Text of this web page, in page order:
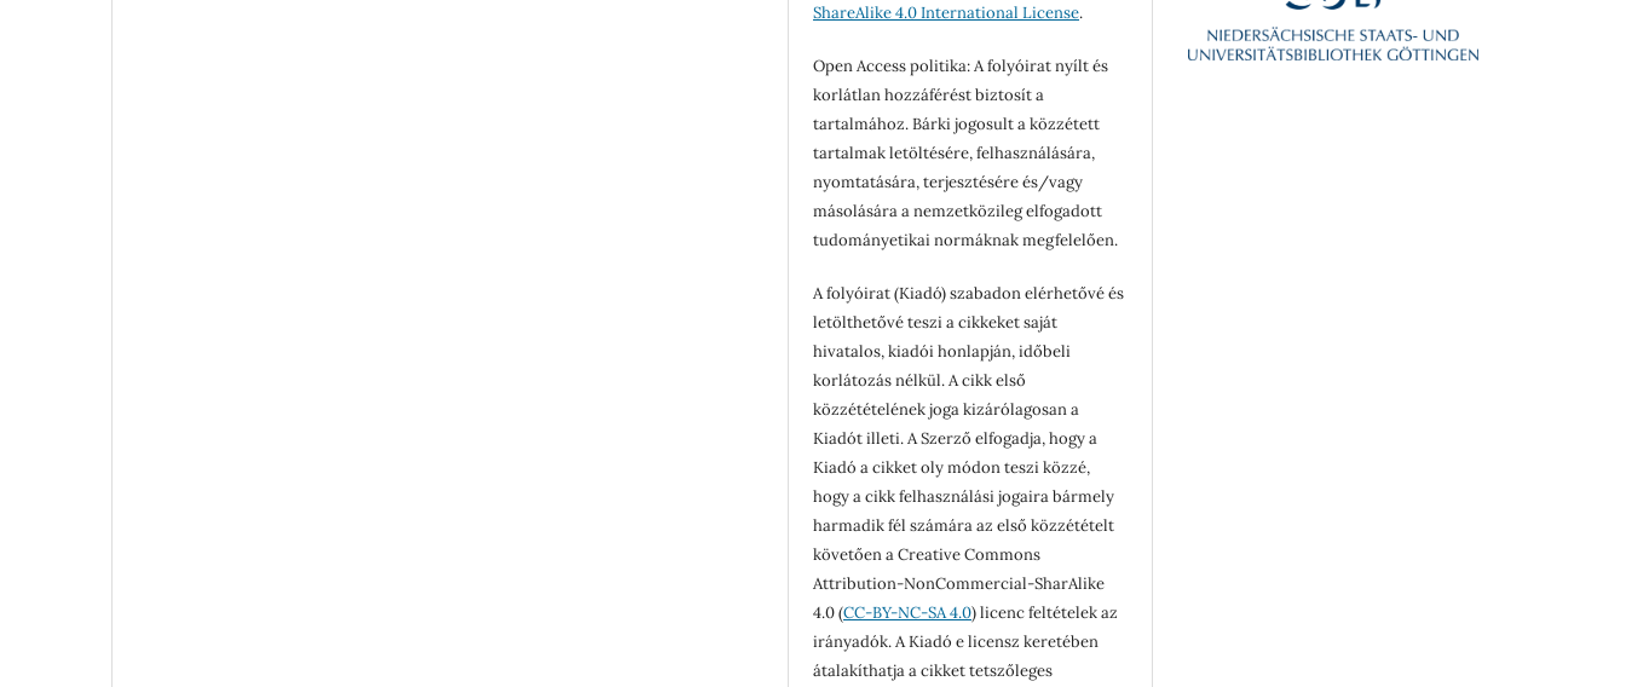
ShareAlike 4.0 International License.
Open Access politika: A folyóirat nyílt és
korlátlan hozzáférést biztosít a
tartalmához. Bárki jogosult a közzétett
tartalmak letöltésére, felhasználására,
nyomtatására, terjesztésére és/vagy
másolására a nemzetközileg elfogadott
tudományetikai normáknak megfelelően.
A folyóirat (Kiadó) szabadon elérhetővé és
letölthetővé teszi a cikkeket saját
hivatalos, kiadói honlapján, időbeli
korlátozás nélkül. A cikk első
közzétételének joga kizárólagosan a
Kiadót illeti. A Szerző elfogadja, hogy a
Kiadó a cikket oly módon teszi közzé,
hogy a cikk felhasználási jogaira bármely
harmadik fél számára az első közzétételt
követően a Creative Commons
Attribution-NonCommercial-SharAlike
4.0 (CC-BY-NC-SA 4.0) licenc feltételek az
irányadók. A Kiadó e licensz keretében
átalakíthatja a cikket tetszőleges